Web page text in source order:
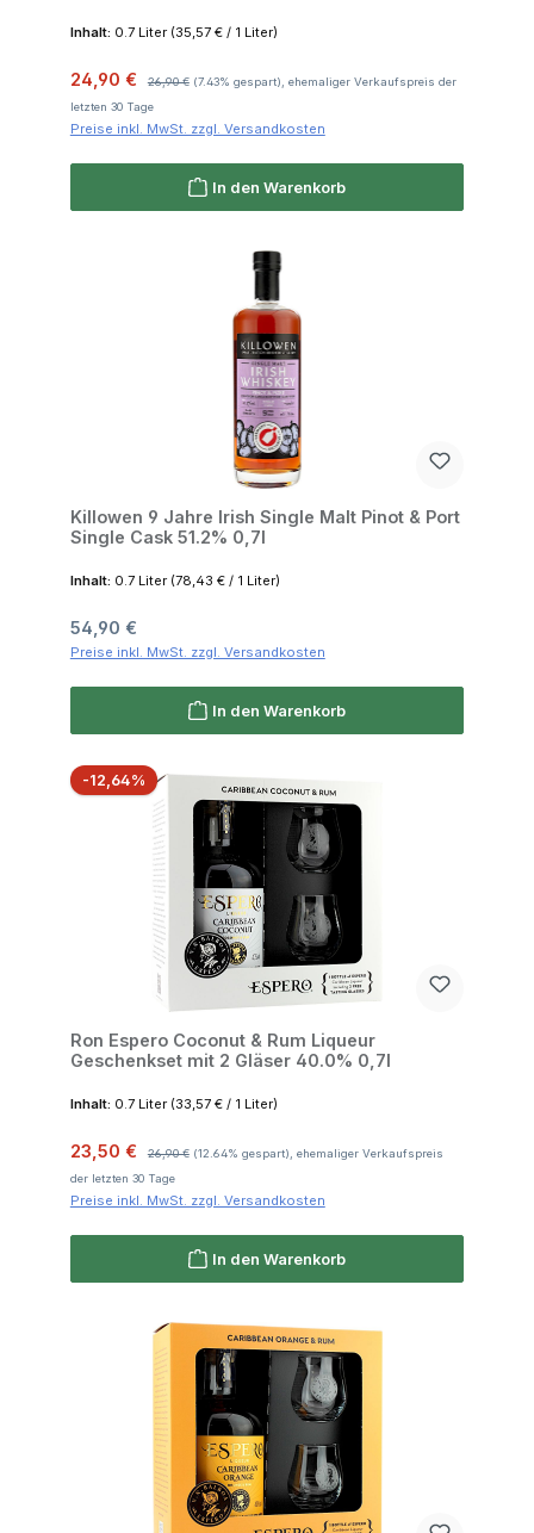
Inhalt: 0.7 Liter (35,57 € / 1 Liter)
Verkaufspreis:
24,90 € 26,90 € (7.43% gespart), ehemaliger Verkaufspreis der
letzten 30 Tage
Preise inkl. MwSt. zzgl. Versandkosten
In den Warenkorb
Killowen 9 Jahre Irish Single Malt Pinot & Port
Single Cask 51.2% 0,7l
Inhalt: 0.7 Liter (78,43 € / 1 Liter)
Regulärer Preis:
54,90 €
Preise inkl. MwSt. zzgl. Versandkosten
In den Warenkorb
-12,64%Rabatt
Ron Espero Coconut & Rum Liqueur
Geschenkset mit 2 Gläser 40.0% 0,7l
Inhalt: 0.7 Liter (33,57 € / 1 Liter)
Verkaufspreis:
23,50 € 26,90 € (12.64% gespart), ehemaliger Verkaufspreis
der letzten 30 Tage
Preise inkl. MwSt. zzgl. Versandkosten
In den Warenkorb